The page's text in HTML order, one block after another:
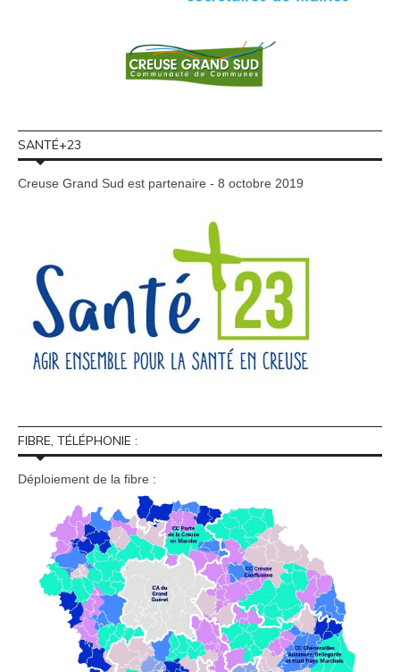
SANTÉ+23
Creuse Grand Sud est partenaire - 8 octobre 2019
FIBRE, TÉLÉPHONIE :
Déploiement de la fibre :